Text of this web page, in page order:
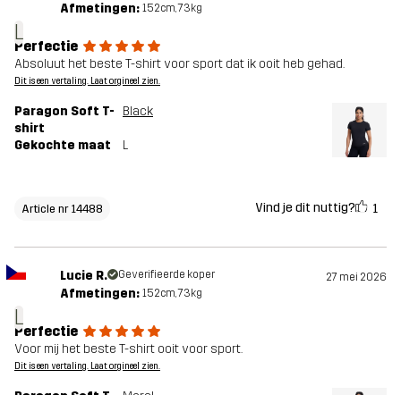
L
Afmetingen: 152cm, 73kg
Perfectie
Absoluut het beste T-shirt voor sport dat ik ooit heb gehad.
Dit is een vertaling. Laat orgineel zien.
Paragon Soft T-
shirt
Black
Gekochte maat L
Article nr 14488 Vind je dit nuttig? 1
L
Lucie R. Geverifieerde koper 27 mei 2026
Afmetingen: 152cm, 73kg
Perfectie
Voor mij het beste T-shirt ooit voor sport.
Dit is een vertaling. Laat orgineel zien.